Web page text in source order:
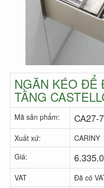
NGĂN KÉO ĐỂ
TẦNG
Mã sản phẩm: CA27-
Xuất xứ:
CARINY
Giá:
VAT
Đã có